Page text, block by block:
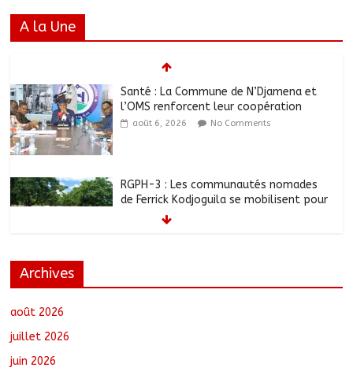
A la Une
Santé : La Commune de N’Djamena et
l’OMS renforcent leur coopération
août 6, 2026 No Comments
RGPH-3 : Les communautés nomades
de Ferrick Kodjoguila se mobilisent pour
le recensement
de FCFA pour former 100 jeunes
Archives
août 2026
juillet 2026
juin 2026